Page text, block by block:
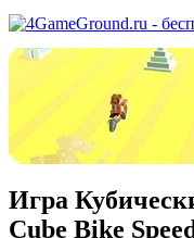
Игра
Cube Bike